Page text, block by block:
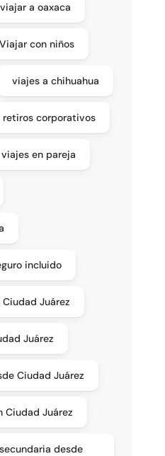
viajar a oaxaca
Viajar con niños
viajes a chihuahua
retiros corporativos
viajes en pareja
incluido
Juárez
Juárez
Ciudad Juárez
Ciudad Juárez
desde